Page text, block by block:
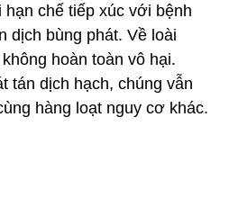
chế tiếp xúc với bệnh
dịch bùng phát. Về loài
hoàn toàn vô hại.
tán dịch hạch, chúng vẫn
hàng loạt nguy cơ khác.